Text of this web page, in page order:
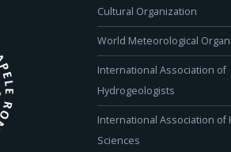
Cultural Organization
World Meteorological
International Association of
Hydrogeologists
International Association of
Sciences